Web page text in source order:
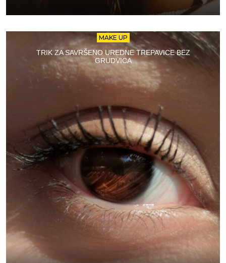
MAKE UP
TRIK ZA SAVRŠENO UREDNE TREPAVICE BEZ
GRUDVICA